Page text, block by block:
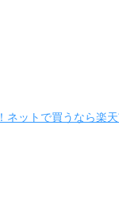
ネットで買うなら楽